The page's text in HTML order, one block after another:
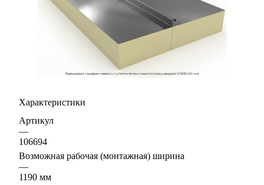
Характеристики
Артикул
—
106694
Возможная рабочая (монтажная) ширина
—
1190 мм